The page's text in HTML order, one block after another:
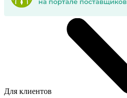
Для клиентов